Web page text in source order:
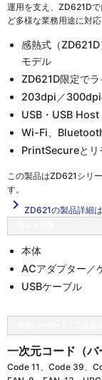
運用を支え、ZD621D
ど多様な業務用途に対応
感熱式（
モデル
ZD621D限定で
203dpi／300dpi
USB・USB
Wi-Fi、
PrintSecureとリ
この製品はZD621シリ
す。
navigate_next ZD621の製品詳細
本体
ACアダプター／
USBケーブル
一次元コード（バ
Code 11、Code 39、